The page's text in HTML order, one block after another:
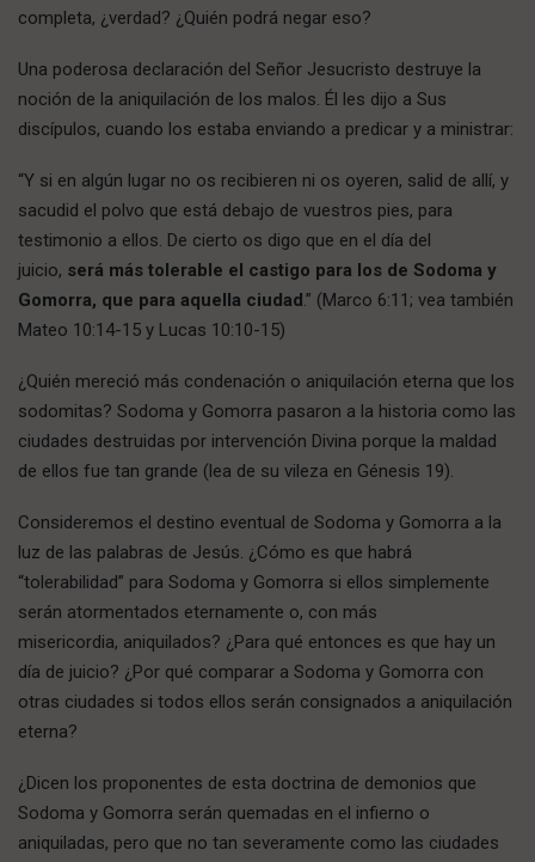
completa, ¿verdad? ¿Quién podrá negar eso?
Una poderosa declaración del Señor Jesucristo destruye la
noción de la aniquilación de los malos. Él les dijo a Sus
discípulos, cuando los estaba enviando a predicar y a ministrar:
“Y si en algún lugar no os recibieren ni os oyeren, salid de allí, y
sacudid el polvo que está debajo de vuestros pies, para
testimonio a ellos. De cierto os digo que en el día del
juicio, será más tolerable el castigo para los de Sodoma y
Gomorra, que para aquella ciudad.” (Marco 6:11; vea también
Mateo 10:14-15 y Lucas 10:10-15)
¿Quién mereció más condenación o aniquilación eterna que los
sodomitas? Sodoma y Gomorra pasaron a la historia como las
ciudades destruidas por intervención Divina porque la maldad
de ellos fue tan grande (lea de su vileza en Génesis 19).
Consideremos el destino eventual de Sodoma y Gomorra a la
luz de las palabras de Jesús. ¿Cómo es que habrá
“tolerabilidad” para Sodoma y Gomorra si ellos simplemente
serán atormentados eternamente o, con más
misericordia, aniquilados? ¿Para qué entonces es que hay un
día de juicio? ¿Por qué comparar a Sodoma y Gomorra con
otras ciudades si todos ellos serán consignados a aniquilación
eterna?
¿Dicen los proponentes de esta doctrina de demonios que
Sodoma y Gomorra serán quemadas en el infierno o
aniquiladas, pero que no tan severamente como las ciudades